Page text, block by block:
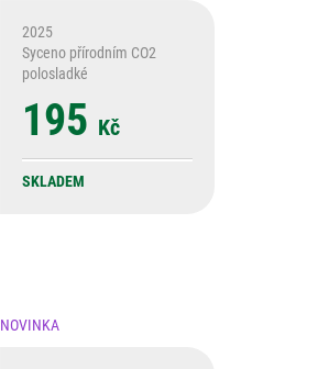
2025
Syceno přírodním CO2
polosladké
195 Kč
SKLADEM
NOVINKA